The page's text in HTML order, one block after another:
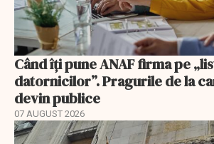
Când îți pune ANAF firma pe
datornicilor”. Pragurile de la
devin publice
07 AUGUST 2026